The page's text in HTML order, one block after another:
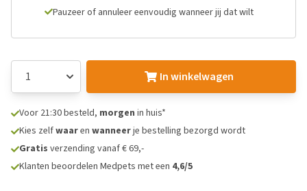
Pauzeer of annuleer eenvoudig wanneer jij dat wilt
In winkelwagen
Voor 21:30 besteld, morgen in huis*
Kies zelfwaaren wanneerje bestelling bezorgd wordt
Gratis verzending vanaf € 69,-
Klanten beoordelen Medpets met een 4,6/5